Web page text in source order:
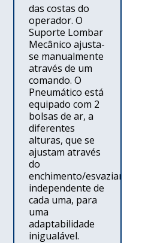
das costas do
operador. O
Suporte Lombar
Mecânico ajusta-
se manualmente
através de um
comando. O
Pneumático está
equipado com 2
bolsas de ar, a
diferentes
alturas, que se
ajustam através
do
enchimento/esvaziamento
independente de
cada uma, para
uma
adaptabilidade
inigualável.